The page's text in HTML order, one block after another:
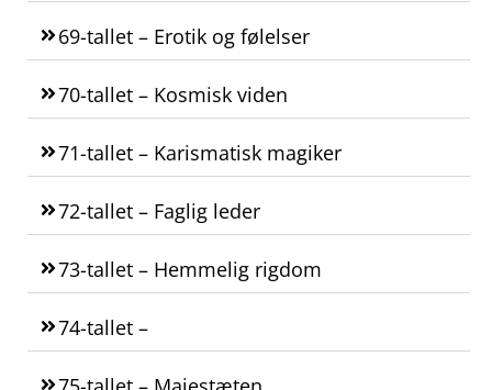
69-tallet – Erotik og følelser
70-tallet – Kosmisk viden
71-tallet – Karismatisk magiker
72-tallet – Faglig leder
73-tallet – Hemmelig rigdom
74-tallet –